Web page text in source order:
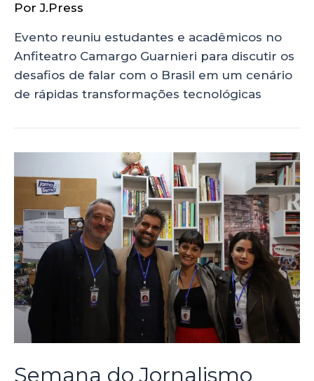
PorJ.Press
Evento reuniu estudantes e acadêmicos no
Anfiteatro Camargo Guarnieri para discutir os
desafios de falar com o Brasil em um cenário
de rápidas transformações tecnológicas
Semana do Jornalismo